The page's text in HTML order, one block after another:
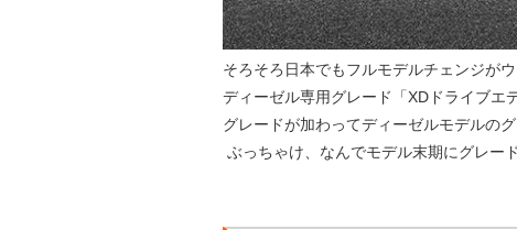
そろそろ日本でもフルモデルチェンジが
ディーゼル専用グレード「XDドライブエ
グレードが加わってディーゼルモデルの
ぶっちゃけ、なんでモデル末期にグレー